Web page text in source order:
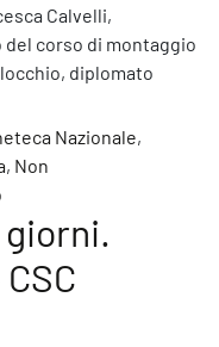
Calvelli,
corso di montaggio
diplomato
Nazionale,
, Non